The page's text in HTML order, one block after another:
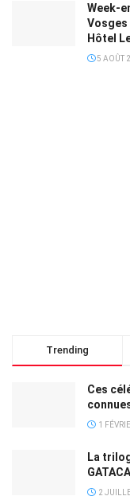
Week-
Vosges
Hôtel
5 AOÛT
Trending
Ces
1
La
2